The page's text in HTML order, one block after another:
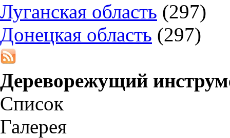
Луганская область (297)
Донецкая область (297)
Дереворежущий
Список
Галерея